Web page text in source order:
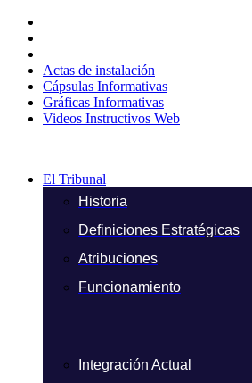
contenido
Actas de instalación
Cápsulas Informativas
Gráficas Informativas
Videos Instructivos Web
El Tribunal
Historia
Definiciones Estratégicas
Atribuciones
Funcionamiento
Integración Actual